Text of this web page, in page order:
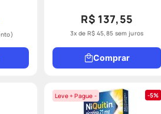
R$ 137,55
3x de R$ 45,85 sem juros
Comprar
Leve + Pague - 5%